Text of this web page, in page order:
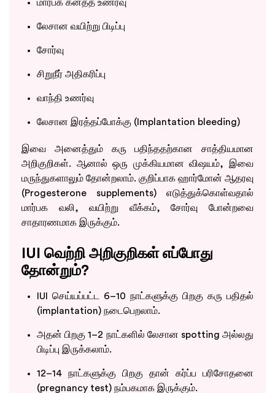
மார்பக கனத்த உணர்வு
லேசான வயிற்று பிடிப்பு
சோர்வு
சிறுநீர் அதிகரிப்பு
வாந்தி உணர்வு
லேசான இரத்தப்போக்கு (Implantation bleeding)
இவை அனைத்தும் கரு பதிந்ததற்கான சாத்தியமான
அறிகுறிகள். ஆனால் ஒரு முக்கியமான விஷயம், இவை
மருந்துகளாலும் தோன்றலாம். குறிப்பாக ஹார்மோன் ஆதரவு
(Progesterone supplements) எடுத்துக்கொள்வதால்
மார்பக வலி, வயிற்று வீக்கம், சோர்வு போன்றவை
சாதாரணமாக இருக்கும்.
IUI வெற்றி அறிகுறிகள் எப்போது
தோன்றும்?
IUI செய்யப்பட்ட 6–10 நாட்களுக்கு பிறகு கரு பதிதல்
(implantation) நடைபெறலாம்.
அதன் பிறகு 1–2 நாட்களில் லேசான spotting அல்லது
பிடிப்பு இருக்கலாம்.
12–14 நாட்களுக்கு பிறகு தான் கர்ப்ப பரிசோதனை
(pregnancy test) நம்பகமாக இருக்கும்.